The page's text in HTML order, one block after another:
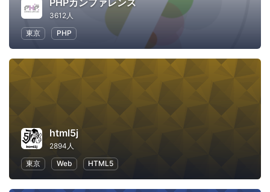
PHPカンファレンス
3612人
東京
PHP
html5j
2894人
東京
Web HTML5